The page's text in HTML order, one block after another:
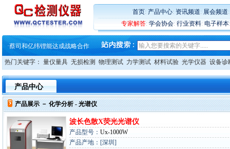
首页: 产品中心: 资讯频道: 展会频道
专家解答: 学会协会: 行业资料: 电子样本
蔡司软件 | 高效变形分析能
铸就AI服务器质量动脉 – 高
铸就AI服务器质量动脉 – 高
·ZEISS BOSELLO ADR 让内部缺
·蔡司和亿纬锂能达成战略合作
·大牌云集 买家升级 ——26
·蔡司软件 | 高效变形分析能
铸就AI服务器质量动脉 – 高
·ZEISS BOSELLO ADR 让内部缺
·蔡司和亿纬锂能达成战略合作
·大牌云集 买家升级 ——26
热门关键字： 量仪量具 无损检测 物理测试 力学测试 材料试验 光学仪器 设备诊
产品中心
产品展示 － 化学分析- 光谱仪
波长色散X荧光光谱仪
产品型号： Ux-1000W
产品产地：[深圳]